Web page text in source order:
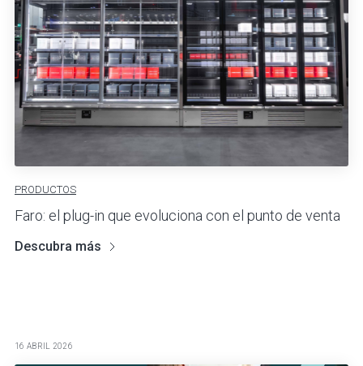
PRODUCTOS
Faro: el plug-in que evoluciona con el punto de venta
Descubra más
16 ABRIL 2026